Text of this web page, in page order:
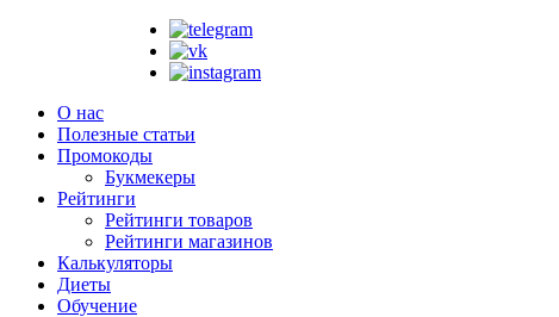
О нас
Полезные статьи
Промокоды
Букмекеры
Рейтинги
Рейтинги товаров
Рейтинги магазинов
Калькуляторы
Диеты
Обучение